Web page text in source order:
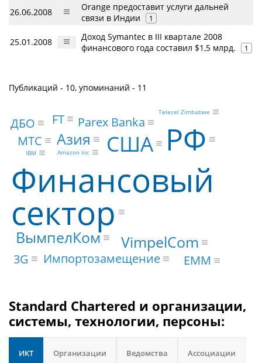
26.06.2008
Orange предоставит услуги дальней
связи в Индии
1
25.01.2008
Доход Symantec в III квартале 2008
финансового года составил $1,5 млрд.
1
Публикаций - 10, упоминаний - 11
Финансовый
сектор
РФ
США
ВымпелКом VimpelCom
Азия
МТС
Parex Banka
ДБО
3G Импортозамещение EMM
FT Telecel Zimbabwe
Amazon Inc
IBM
Standard Chartered и организации,
системы, технологии, персоны:
ИКТ Организации Ведомства Ассоциации